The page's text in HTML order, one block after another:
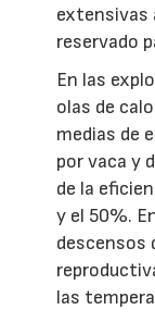
extensivas
reservado
En las
olas de
medias de
por vaca y
de la
y el 50%.
descensos
las